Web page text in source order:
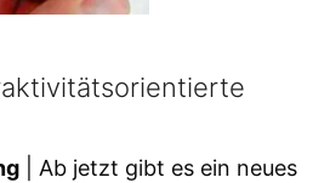
| Ab jetzt gibt es ein neues